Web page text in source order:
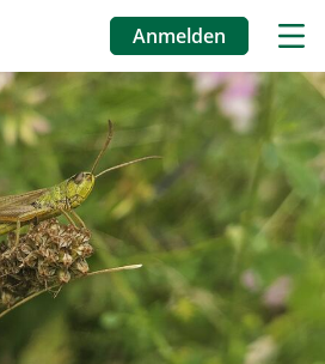
Direkt
zum
Inhalt
Benutzermenü
Anmelden